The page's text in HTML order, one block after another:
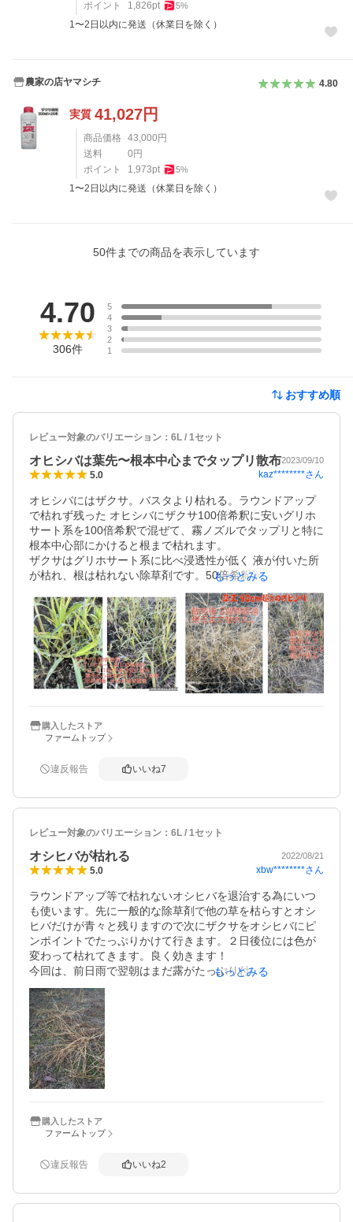
ポイント 1,826pt 5%
1〜2日以内に発送（休業日を除く）
農家の店ヤマシチ 4.80
実質 41,027円
商品価格 43,000 円
送料
0 円
ポイント
1,973pt 5%
1〜2日以内に発送（休業日を除く）
50件までの商品を表示しています
4.70
306件
5
4
3
2
1
おすすめ順
レビュー対象のバリエーション： 6L / 1セット
オヒシバは葉先〜根本中心までタップリ散布2023/09/10
5.0 kaz********さん
オヒシバにはザクサ。バスタより枯れる。ラウンドアップ
で枯れず残った オヒシバにザクサ100倍希釈に安いグリホ
サート系を100倍希釈で混ぜて、霧ノズルでタップリと特に
根本中心部にかけると根まで枯れます。
ザクサはグリホサート系に比べ浸透性が低く 液が付いた所
が枯れ、根は枯れない除草剤です。50倍希釈泡ノズルで噴
霧しても中心部や液が付かなかった所は枯れません。 ちゃ
んと100倍希釈で葉先から株元までビッショ濡れるように霧
ノズルで噴霧です。さらにグリホサート系を100倍希釈で混
ぜて確実に根まで枯らす。
また 尿素を10Lにひとつまみ加えると 葉の表面のワックス
層やクチクラの細胞を緩め薬液が浸透しやすいと。
ザクサ100倍希釈単剤とグリホサート系100倍希釈と尿素ひ
とつまみ加えるたのを比較すると、オヒシバの黄化が明ら
ザクサ100mlを10Lに希釈して 標準だと散布面積は100平米
ですが、オヒシバが多いと100平米散布出来ませんが、その
ん無く濡らす。
シバ枯れました。斜面部にはザクサだけで散布
もっとみる
購入したストア
ファームトップ
違反報告 いいね7
レビュー対象のバリエーション： 6L / 1セット
オシヒバが枯れる 2022/08/21
5.0 xbw********さん
ラウンドアップ等で枯れないオシヒバを退治する為にいつ
も使います。先に一般的な除草剤で他の草を枯らすとオシ
ヒバだけが青々と残りますので次にザクサをオシヒバにピ
ンポイントでたっぷりかけて行きます。２日後位には色が
変わって枯れてきます。良く効きます！
今回は、前日雨で翌朝はまだ露がたっぷり付いた状態でし
たので濃いめの50倍希釈でたっぷり噴霧しました。いつも
は75倍位で噴霧しています。確か、100倍希釈が通常だっ
たかと思います。失敗せずに大成功でした！このやり方が
あっているのか間違っているのか分かりませんが、ご参考
になればと思います。
もっとみる
購入したストア
ファームトップ
違反報告 いいね2